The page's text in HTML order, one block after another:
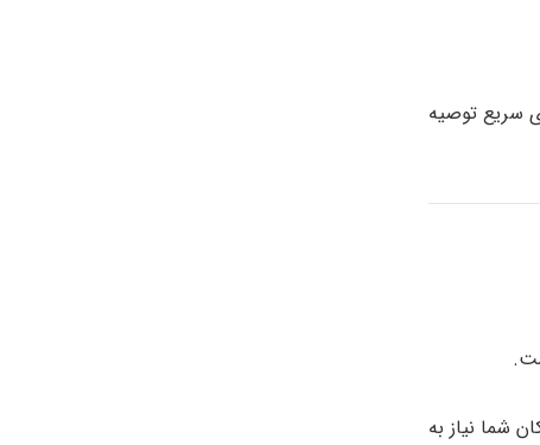
هوازی روزانه (پیاده‌ روی سریع توصیه
شما نیاز به